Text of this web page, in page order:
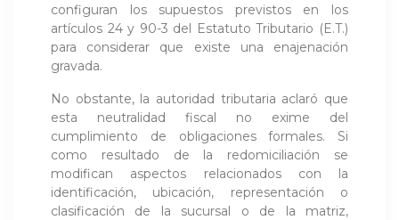
configuran los supuestos previstos en los
artículos 24 y 90-3 del Estatuto Tributario (E.T.)
para considerar que existe una enajenación
gravada.
No obstante, la autoridad tributaria aclaró que
esta neutralidad fiscal no exime del
cumplimiento de obligaciones formales. Si
como resultado de la redomiciliación se
modifican aspectos relacionados con la
identificación, ubicación, representación o
clasificación de la sucursal o de la matriz,